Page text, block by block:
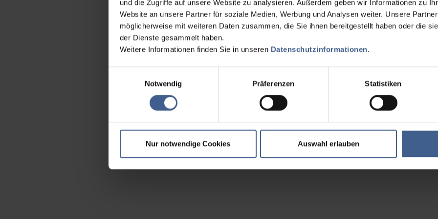
und die Zugriffe auf unsere Website zu analysieren. Außerdem geben wir Informationen zu
Website an unsere Partner für soziale Medien, Werbung und Analysen weiter. Unsere
möglicherweise mit weiteren Daten zusammen, die Sie ihnen bereitgestellt haben oder die
der Dienste gesammelt haben.
Weitere Informationen finden Sie in unseren Datenschutzinformationen.
Notwendig
Präferenzen Statistiken
Nur notwendige Cookies Auswahl erlauben